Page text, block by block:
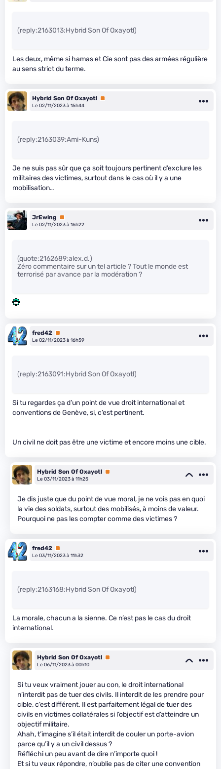
(reply:2163013:Hybrid Son Of Oxayotl)
Les deux, même si hamas et Cie sont pas des armées régulière
au sens strict du terme.
Hybrid Son Of Oxayotl Premium
Le 02/11/2023 à 15h44
(reply:2163039:Ami-Kuns)
Je ne suis pas sûr que ça soit toujours pertinent d’exclure les
militaires des victimes, surtout dans le cas où il y a une
mobilisation…
JrEwing
Premium
Le 02/11/2023 à 16h22
(quote:2162689:alex.d.)
Zéro commentaire sur un tel article ? Tout le monde est
terrorisé par avance par la modération ?
fred42 Premium
Le 02/11/2023 à 16h59
(reply:2163091:Hybrid Son Of Oxayotl)
Si tu regardes ça d’un point de vue droit international et
conventions de Genève, si, c’est pertinent.
Un civil ne doit pas être une victime et encore moins une cible.
Hybrid Son Of Oxayotl Premium
Le 03/11/2023 à 11h25
Je dis juste que du point de vue moral, je ne vois pas en quoi
la vie des soldats, surtout des mobilisés, à moins de valeur.
Pourquoi ne pas les compter comme des victimes ?
fred42 Premium
Le 03/11/2023 à 11h32
(reply:2163168:Hybrid Son Of Oxayotl)
La morale, chacun a la sienne. Ce n’est pas le cas du droit
international.
Hybrid Son Of Oxayotl Premium
Le 06/11/2023 à 00h10
Si tu veux vraiment jouer au con, le droit international
n’interdit pas de tuer des civils. Il interdit de les prendre pour
cible, c’est différent. Il est parfaitement légal de tuer des
civils en victimes collatérales si l’objectif est d’atteindre un
objectif militaire.
Ahah, t’imagine s’il était interdit de couler un porte-avion
parce qu’il y a un civil dessus ?
Réfléchi un peu avant de dire n’importe quoi !
Et si tu veux répondre, n’oublie pas de citer une convention